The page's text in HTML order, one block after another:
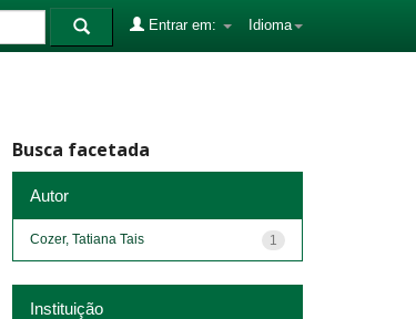
Idioma
Entrar em:
Busca facetada
Autor
1
Cozer, Tatiana Tais
Instituição